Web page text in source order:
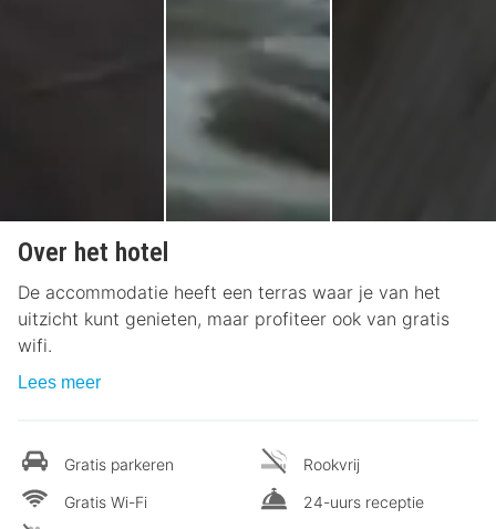
Over het hotel
De accommodatie heeft een terras waar je van het
uitzicht kunt genieten, maar profiteer ook van gratis
wifi.
Lees meer
Gratis parkeren
Gratis Wi-Fi
Rookvrij
24-uurs receptie